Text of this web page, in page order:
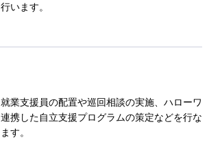
行います。
就業支援員の配置や巡回相談の実施、ハローワ
連携した自立支援プログラムの策定などを行な
ます。